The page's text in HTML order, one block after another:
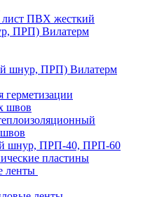
ПВХ жесткий
ПРП) Вилатерм
шнур, ПРП) Вилатерм
герметизации
швов
шнур, ПРП-40, ПРП-60
пластины
ленты